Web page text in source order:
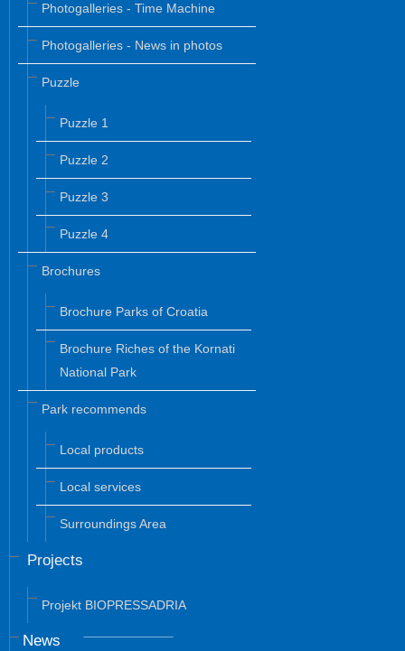
Photogalleries - Time Machine
Photogalleries - News in photos
Puzzle
Puzzle 1
Puzzle 2
Puzzle 3
Puzzle 4
Brochures
Brochure Parks of Croatia
Brochure Riches of the Kornati
National Park
Park recommends
Local products
Local services
Surroundings Area
Projects
Projekt BIOPRESSADRIA
News